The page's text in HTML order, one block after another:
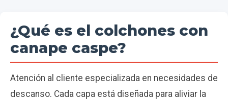
¿Qué es el colchones con
canape caspe?
Atención al cliente especializada en necesidades de
descanso. Cada capa está diseñada para aliviar la